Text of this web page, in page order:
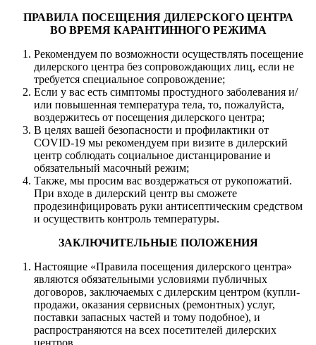
ПРАВИЛА ПОСЕЩЕНИЯ ДИЛЕРСКОГО ЦЕНТРА
ВО ВРЕМЯ КАРАНТИННОГО РЕЖИМА
Рекомендуем по возможности осуществлять посещение
дилерского центра без сопровождающих лиц, если не
требуется специальное сопровождение;
Если у вас есть симптомы простудного заболевания и/
или повышенная температура тела, то, пожалуйста,
воздержитесь от посещения дилерского центра;
В целях вашей безопасности и профилактики от
COVID-19 мы рекомендуем при визите в дилерский
центр соблюдать социальное дистанцирование и
обязательный масочный режим;
Также, мы просим вас воздержаться от рукопожатий.
При входе в дилерский центр вы сможете
продезинфицировать руки антисептическим средством
и осуществить контроль температуры.
ЗАКЛЮЧИТЕЛЬНЫЕ ПОЛОЖЕНИЯ
Настоящие «Правила посещения дилерского центра»
являются обязательными условиями публичных
договоров, заключаемых с дилерским центром (купли-
продажи, оказания сервисных (ремонтных) услуг,
поставки запасных частей и тому подобное), и
распространяются на всех посетителей дилерских
центров.